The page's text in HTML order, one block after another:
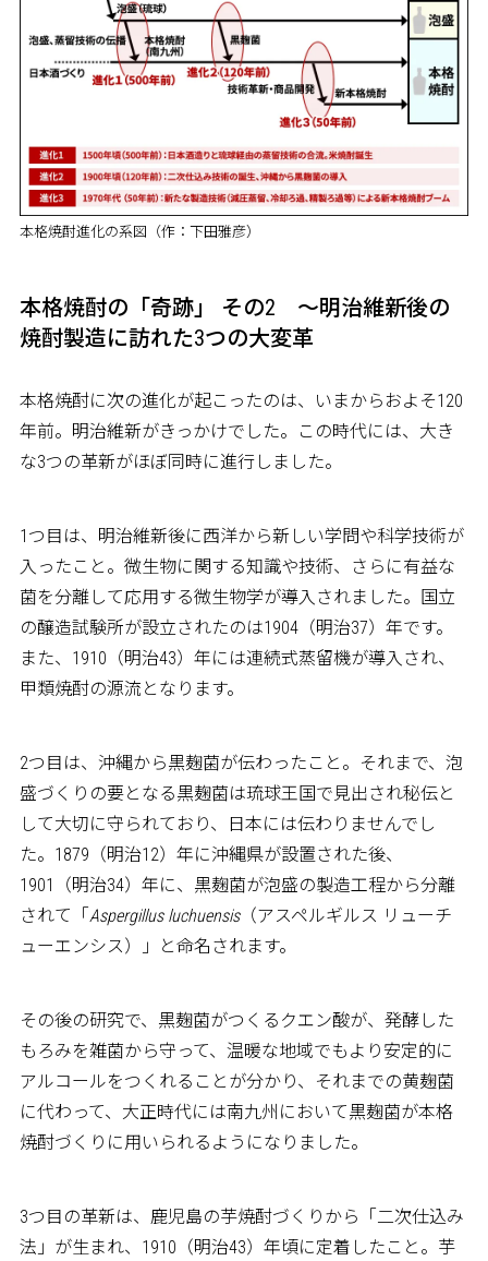
本格焼酎進化の系図（作：下田雅彦）
本格焼酎の「奇跡」 その2 ～明治維新後の
焼酎製造に訪れた3つの大変革
本格焼酎に次の進化が起こったのは、いまからおよそ120
年前。明治維新がきっかけでした。この時代には、大き
な3つの革新がほぼ同時に進行しました。
1つ目は、明治維新後に西洋から新しい学問や科学技術が
入ったこと。微生物に関する知識や技術、さらに有益な
菌を分離して応用する微生物学が導入されました。国立
の醸造試験所が設立されたのは1904（明治37）年です。
また、1910（明治43）年には連続式蒸留機が導入され、
甲類焼酎の源流となります。
2つ目は、沖縄から黒麹菌が伝わったこと。それまで、泡
盛づくりの要となる黒麹菌は琉球王国で見出され秘伝と
して大切に守られており、日本には伝わりませんでし
た。1879（明治12）年に沖縄県が設置された後、
1901（明治34）年に、黒麹菌が泡盛の製造工程から分離
されて「 Aspergillus luchuensis（アスペルギルス リューチ
ューエンシス）」と命名されます。
その後の研究で、黒麹菌がつくるクエン酸が、発酵した
もろみを雑菌から守って、温暖な地域でもより安定的に
アルコールをつくれることが分かり、それまでの黄麹菌
に代わって、大正時代には南九州において黒麹菌が本格
焼酎づくりに用いられるようになりました。
3つ目の革新は、鹿児島の芋焼酎づくりから「二次仕込み
法」が生まれ、1910（明治43）年頃に定着したこと。芋